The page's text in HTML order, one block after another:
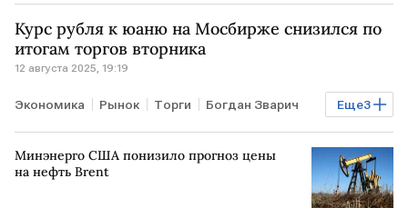
Владимир Путин ФНС России
Социальный фонд
Курс рубля к юаню на Мосбирже снизился по
итогам торгов вторника
12 августа 2025, 19:19
Еще3
Экономика Рынок Торги Богдан Зварич
ОПЕК "БКС Мир инвестиций" ПСБ
Минэнерго США понизило прогноз цены
на нефть Brent